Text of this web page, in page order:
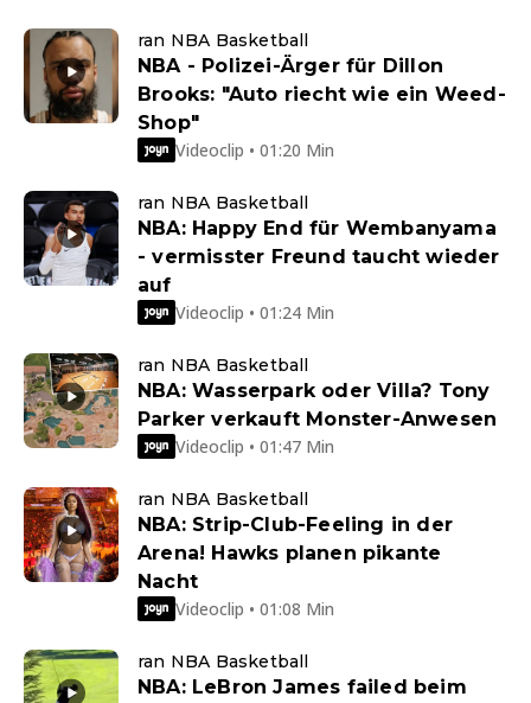
ran NBA Basketball
NBA - Polizei-Ärger für Dillon
Brooks: "Auto riecht wie ein Weed-
Shop"
Videoclip • 01:20 Min
ran NBA Basketball
NBA: Happy End für Wembanyama
- vermisster Freund taucht wieder
auf
Videoclip • 01:24 Min
ran NBA Basketball
NBA: Wasserpark oder Villa? Tony
Parker verkauft Monster-Anwesen
Videoclip • 01:47 Min
ran NBA Basketball
NBA: Strip-Club-Feeling in der
Arena! Hawks planen pikante
Nacht
Videoclip • 01:08 Min
ran NBA Basketball
NBA: LeBron James failed beim